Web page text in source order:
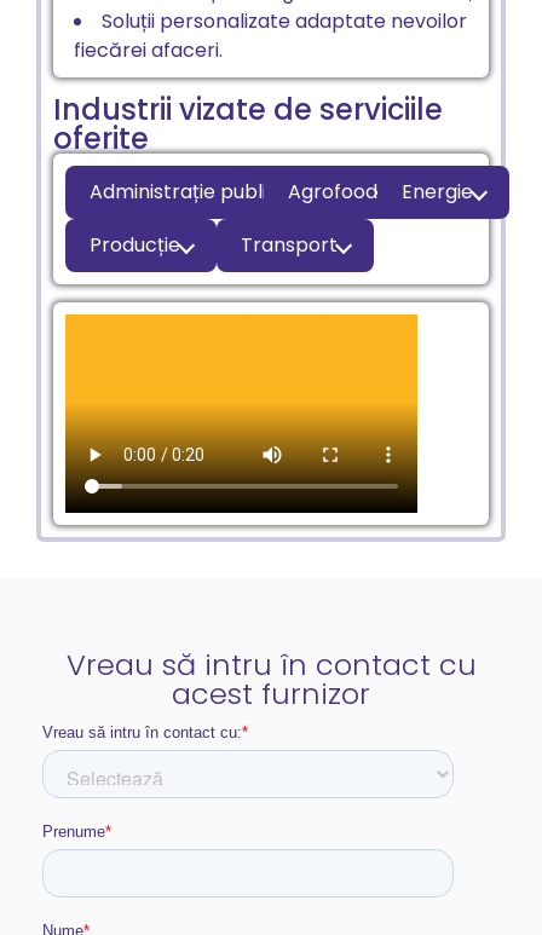
Soluții personalizate adaptate nevoilor
fiecărei afaceri.
Industrii vizate de serviciile
oferite
Administrație publicăAgrofood
Energie
Producție
Transport
Vreau să intru în contact cu
acest furnizor​